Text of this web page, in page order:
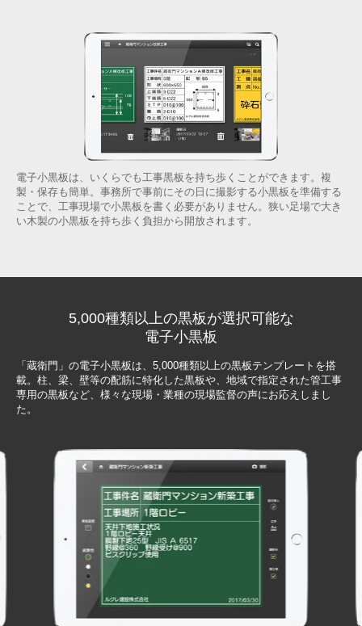
電子小黒板は、いくらでも工事黒板を持ち歩くことができます。複
製・保存も簡単。事務所で事前にその日に撮影する小黒板を準備する
ことで、工事現場で小黒板を書く必要がありません。狭い足場で大き
い木製の小黒板を持ち歩く負担から開放されます。
5,000種類以上の黒板が選択可能な
電子小黒板
「蔵衛門」の電子小黒板は、5,000種類以上の黒板テンプレートを搭
載。柱、梁、壁等の配筋に特化した黒板や、地域で指定された管工事
専用の黒板など、様々な現場・業種の現場監督の声にお応えしまし
た。